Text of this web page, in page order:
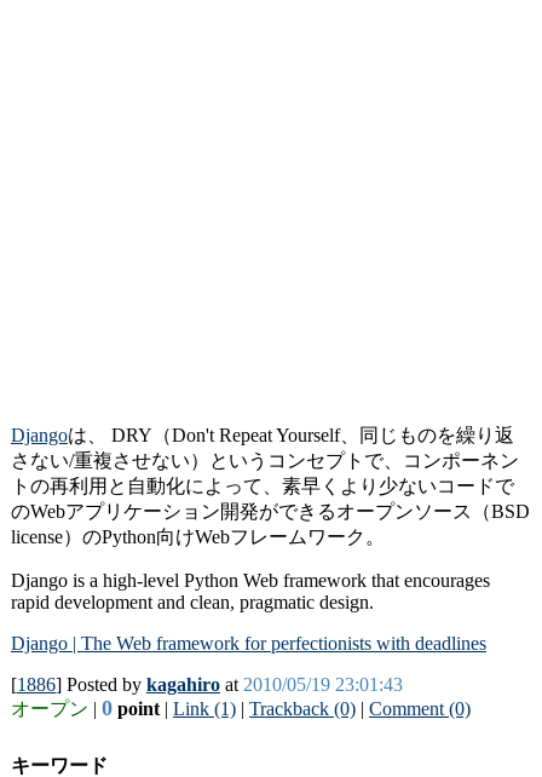
Djangoは、 DRY（Don't Repeat Yourself、同じものを繰り返
さない/重複させない）というコンセプトで、コンポーネン
トの再利用と自動化によって、素早くより少ないコードで
のWebアプリケーション開発ができるオープンソース（BSD
license）のPython向けWebフレームワーク。
Django is a high-level Python Web framework that encourages
rapid development and clean, pragmatic design.
Django | The Web framework for perfectionists with deadlines
[1886] Posted by kagahiroat 2010/05/19 23:01:43
オープン | 0point| Link (1)| Trackback (0)| Comment (0)
キーワード